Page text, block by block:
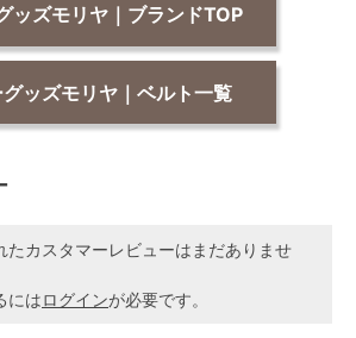
ッズモリヤ｜ブランドTOP
グッズモリヤ｜ベルト一覧
たカスタマーレビューはまだありませ
にはログインが必要です。